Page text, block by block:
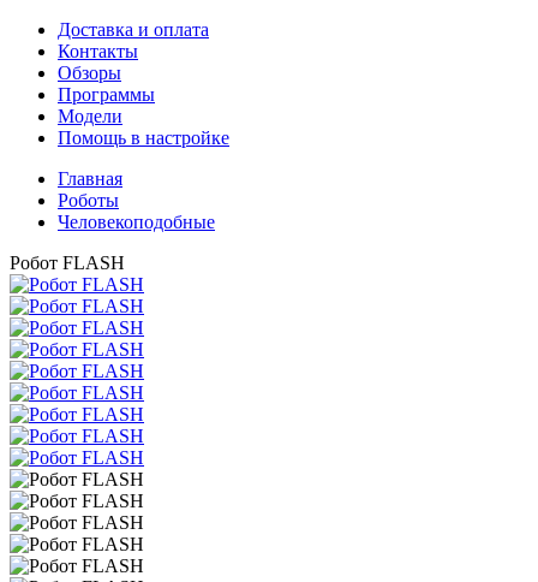
Доставка и оплата
Контакты
Обзоры
Программы
Модели
Помощь в настройке
Главная
Роботы
Человекоподобные
Робот FLASH